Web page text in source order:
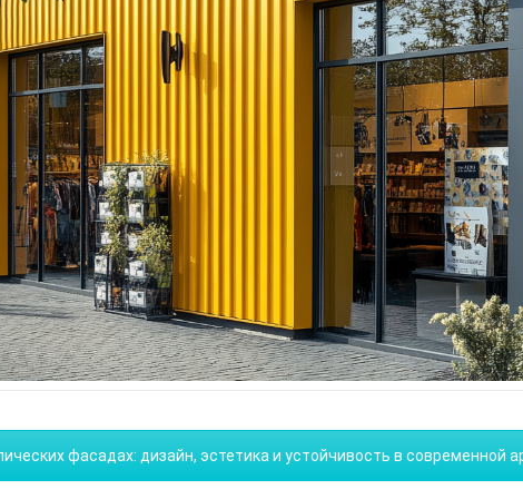
фасадах: дизайн, эстетика и устойчивость в современной